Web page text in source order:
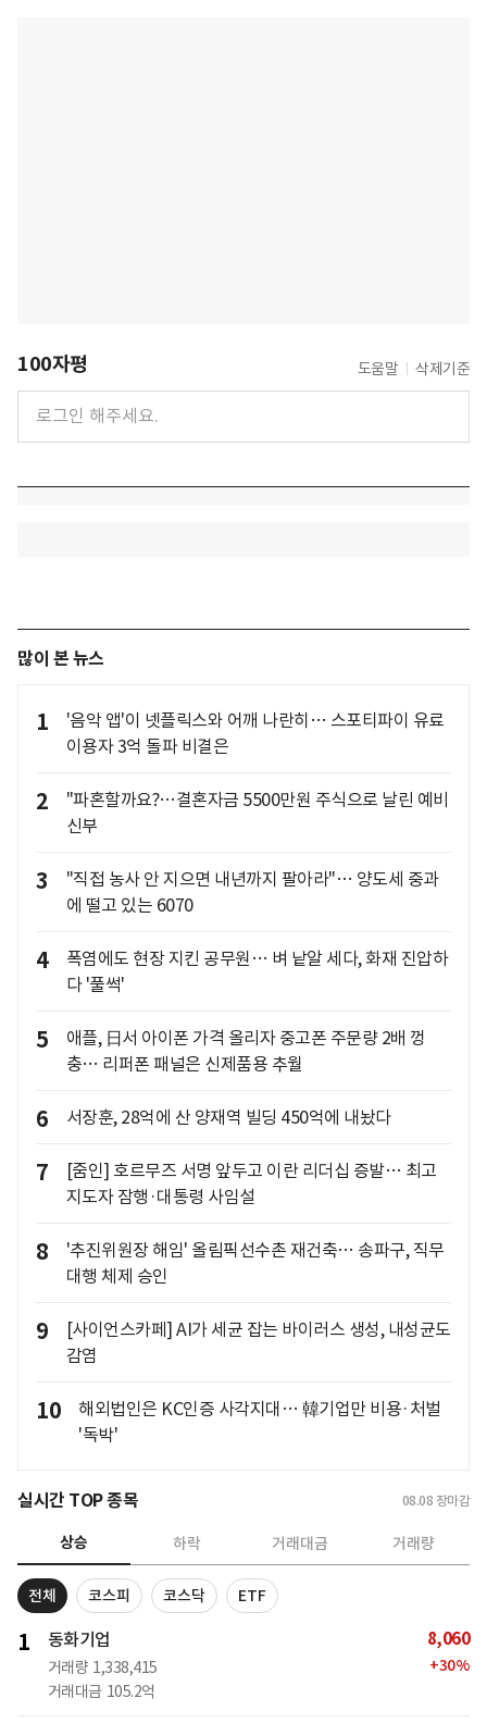
100자평 도움말 삭제기준
많이 본 뉴스
1
'음악 앱'이 넷플릭스와 어깨 나란히… 스포티파이 유료
이용자 3억 돌파 비결은
2
"파혼할까요?…결혼자금 5500만원 주식으로 날린 예비
신부
3
"직접 농사 안 지으면 내년까지 팔아라"… 양도세 중과
에 떨고 있는 6070
4
폭염에도 현장 지킨 공무원… 벼 낱알 세다, 화재 진압하
다 '풀썩'
5
애플, 日서 아이폰 가격 올리자 중고폰 주문량 2배 껑
충… 리퍼폰 패널은 신제품용 추월
6 서장훈, 28억에 산 양재역 빌딩 450억에 내놨다
7
[줌인] 호르무즈 서명 앞두고 이란 리더십 증발… 최고
지도자 잠행·대통령 사임설
8
'추진위원장 해임' 올림픽선수촌 재건축… 송파구, 직무
대행 체제 승인
9
[사이언스카페] AI가 세균 잡는 바이러스 생성, 내성균도
감염
10
해외법인은 KC인증 사각지대… 韓기업만 비용·처벌
'독박'
실시간 TOP 종목 08.08 장마감
상승 하락 거래대금 거래량
전체 코스피 코스닥 ETF
1 동화기업
거래량 1,338,415
거래대금 105.2억
8,060
+30%